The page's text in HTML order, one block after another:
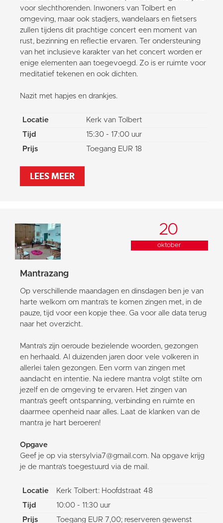
voor slechthorenden. Inwoners van Tolbert en
omgeving, maar ook stadjers, wandelaars en fietsers
zullen tijdens dit prachtige concert een moment van
rust, bezinning en reflectie ervaren. Ter ondersteuning
van het inclusieve karakter van het concert worden er
enige elementen aan toegevoegd. Zo is er ruimte voor
meditatief tekenen en ook dichten.
Nazit met hapjes en drankjes.
Locatie
Kerk van Tolbert
Tijd
15:30 - 17:00 uur
Prijs
Toegang EUR 18
LEES MEER
20
oktober
Mantrazang
Op verschillende maandagen en dinsdagen ben je van
harte welkom om mantra’s te komen zingen met, in de
pauze, tijd voor een kopje thee. Ga voor alle data terug
naar het overzicht.
Mantra’s zijn oeroude bezielende woorden, gezongen
en herhaald. Al duizenden jaren door vele volkeren in
allerlei talen gezongen. Een vorm van zingen met
aandacht en intentie. Na iedere mantra volgt stilte om
jezelf en de omgeving te ervaren. Het zingen van
mantra’s geeft ontspanning, verbinding en ruimte en
daarmee openheid naar alles. Laat de klanken van de
mantra je hart beroeren!
Opgave
Geef je op via stersylvia7@gmail.com. Na opgave krijg
je de mantra’s toegestuurd via de mail.
Locatie
Kerk Tolbert: Hoofdstraat 48
Tijd
10:00 - 11:30 uur
Prijs
Toegang EUR 7,00; reserveren gewenst